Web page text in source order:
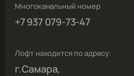
Многоканальный номер
+7 937 079-73-47
Лофт находится по адресу:
г.Самара,